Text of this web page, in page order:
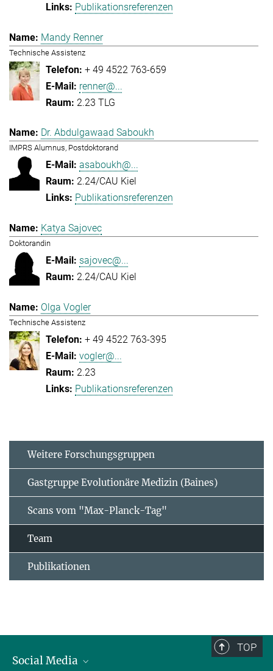
Publikationsreferenzen
Mandy Renner
Technische Assistenz
+ 49 4522 763-659
renner@...
2.23 TLG
Dr. Abdulgawaad Saboukh
IMPRS Alumnus, Postdoktorand
asaboukh@...
2.24/CAU Kiel
Publikationsreferenzen
Katya Sajovec
Doktorandin
sajovec@...
2.24/CAU Kiel
Olga Vogler
Technische Assistenz
+ 49 4522 763-395
vogler@...
2.23
Publikationsreferenzen
Weitere Forschungsgruppen
Gastgruppe Evolutionäre Medizin (Baines)
Scans vom "Max-Planck-Tag"
Team
Publikationen
TOP
Social Media